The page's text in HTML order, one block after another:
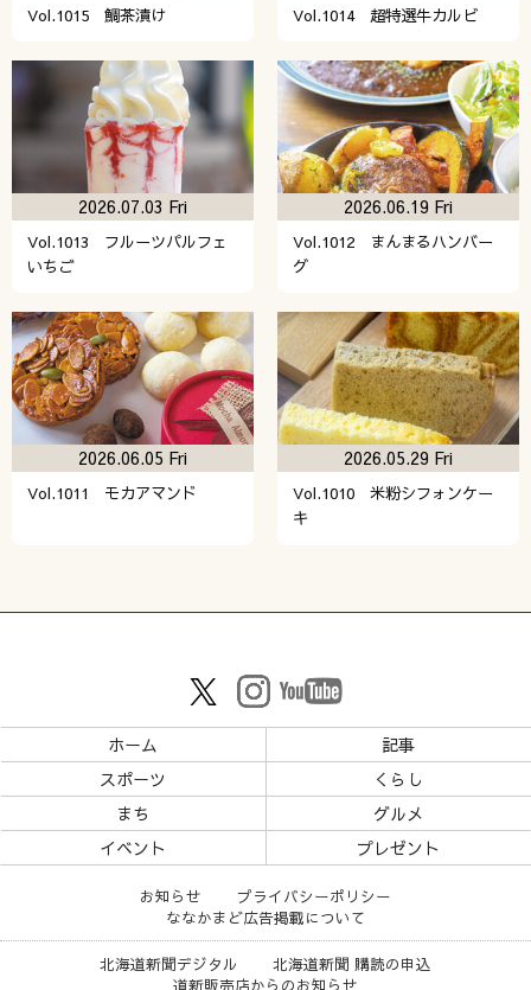
Vol.1015 鯛茶漬け Vol.1014 超特選牛カルビ
Vol.1013 フルーツパルフェ
いちご
2026.07.03 Fri
Vol.1012 まんまるハンバー
グ
2026.06.19 Fri
Vol.1011 モカアマンド
2026.06.05 Fri
Vol.1010 米粉シフォンケー
キ
2026.05.29 Fri
ホーム
記事
スポーツ
くらし
まち
グルメ
イベント
プレゼント
お知らせ
プライバシーポリシー
ななかまど広告掲載について
北海道新聞デジタル
北海道新聞 購読の申込
道新販売店からのお知らせ